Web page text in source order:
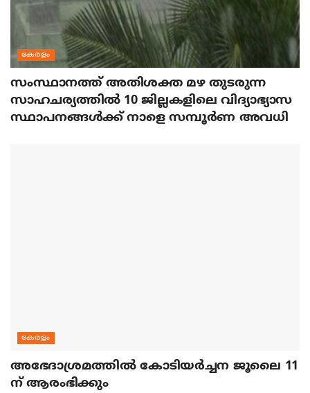
കേരളം
സംസ്ഥാനത്ത് അതിശക്ത മഴ തുടരുന്ന
സാഹചര്യത്തിൽ 10 ജില്ലകളിലെ വിദ്യാഭ്യാസ
സ്ഥാപനങ്ങൾക്ക് നാളെ സമ്പൂർണ അവധി
കേരളം
അഭേദാശ്രമത്തില്‍ കോടിയര്‍ച്ചന ജൂലൈ 11
ന് ആരംഭിക്കും